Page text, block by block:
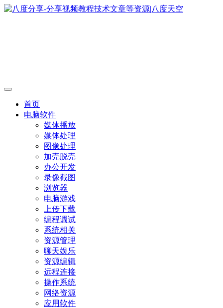
首页
电脑软件
媒体播放
媒体处理
图像处理
加壳脱壳
办公开发
录像截图
浏览器
电脑游戏
上传下载
编程调试
系统相关
资源管理
聊天娱乐
资源编辑
远程连接
操作系统
网络资源
应用软件